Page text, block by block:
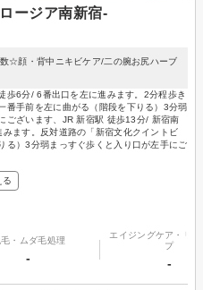
ージア南新宿-
☆顔・背中ニキビケア/二の腕お尻ハーブ
歩6分/ 6番出口を左に進みます。2分程歩き
番手前を左に曲がる（階段を下りる）3分弱
ございます、JR 新宿駅 徒歩13分/ 新宿南
ます。反対道路の「新宿文化クイントビ
る）3分弱まっすぐ歩くと入り口が左手にご
る
毛・ムダ毛処理
-
エイジングケア・リ
プ
-